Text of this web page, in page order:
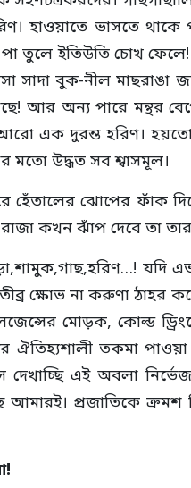
হাওয়াতে ভাসতে
তুলে ইতিউতি চোখ
সাদা বুক-নীল
আর অন্য পারে মন্থর
এক দুরন্ত হরিণ। হয়তো
মতো উদ্ধত সব শ্বাসমূল।
ঝোপের ফাঁক
কখন ঝাঁপ দেবে তা
ক্ষোভ না করুণা
মোড়ক, কোল্ড
ঐতিহ্যশালী তকমা
দেখাচ্ছি এই অবলা
আমারই। প্রজাতিকে